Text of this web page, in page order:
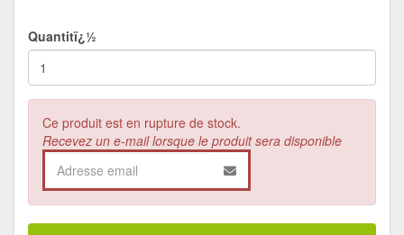
Quantitï¿½
Ce produit est en rupture de stock.
Recevez un e-mail lorsque le produit sera disponible